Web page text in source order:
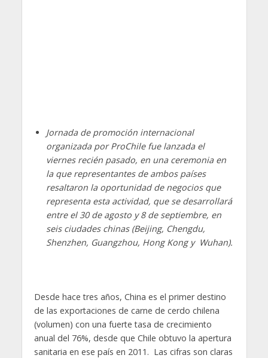
Jornada de promoción internacional
organizada por ProChile fue lanzada el
viernes recién pasado, en una ceremonia en
la que representantes de ambos países
resaltaron la oportunidad de negocios que
representa esta actividad, que se desarrollará
entre el 30 de agosto y 8 de septiembre, en
seis ciudades chinas (Beijing, Chengdu,
Shenzhen, Guangzhou, Hong Kong y Wuhan).
Desde hace tres años, China es el primer destino
de las exportaciones de carne de cerdo chilena
(volumen) con una fuerte tasa de crecimiento
anual del 76%, desde que Chile obtuvo la apertura
sanitaria en ese país en 2011. Las cifras son claras